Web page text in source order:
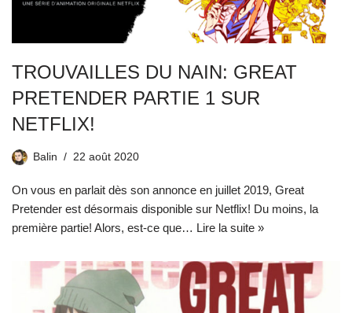
TROUVAILLES DU NAIN: GREAT
PRETENDER PARTIE 1 SUR
NETFLIX!
Balin 22 août 2020
On vous en parlait dès son annonce en juillet 2019, Great
Pretender est désormais disponible sur Netflix! Du moins, la
première partie! Alors, est-ce que… Lire la suite »